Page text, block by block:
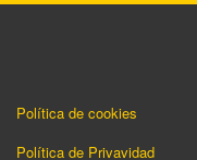
Política de cookies
Política de Privavidad